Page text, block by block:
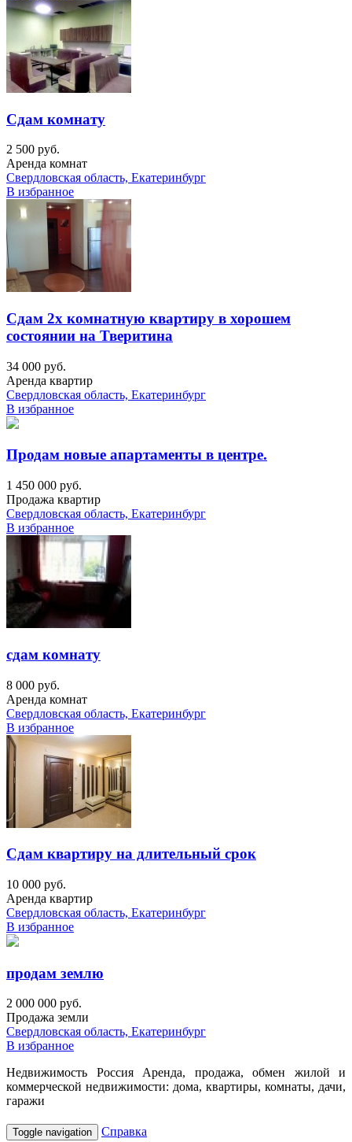
Сдам комнату
2 500 руб.
Аренда комнат
Свердловская область, Екатеринбург
В избранное
Сдам 2х комнатную квартиру в хорошем
состоянии на Тверитина
34 000 руб.
Аренда квартир
Свердловская область, Екатеринбург
В избранное
Продам новые апартаменты в центре.
1 450 000 руб.
Продажа квартир
Свердловская область, Екатеринбург
В избранное
сдам комнату
8 000 руб.
Аренда комнат
Свердловская область, Екатеринбург
В избранное
Сдам квартиру на длительный срок
10 000 руб.
Аренда квартир
Свердловская область, Екатеринбург
В избранное
продам землю
2 000 000 руб.
Продажа земли
Свердловская область, Екатеринбург
В избранное
Недвижимость Россия Аренда, продажа, обмен жилой и
коммерческой недвижимости: дома, квартиры, комнаты, дачи,
гаражи
Toggle navigation
Справка